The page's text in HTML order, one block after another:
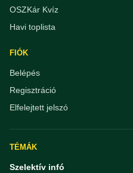
OSZKár Kvíz
Havi toplista
FIÓK
Belépés
Regisztráció
Elfelejtett jelszó
TÉMÁK
Szelektív infó